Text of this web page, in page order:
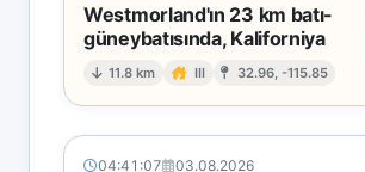
Westmorland'ın 23 km batı-
güneybatısında, Kaliforniya
11.8 km III 32.96, -115.85
04:41:07 03.08.2026